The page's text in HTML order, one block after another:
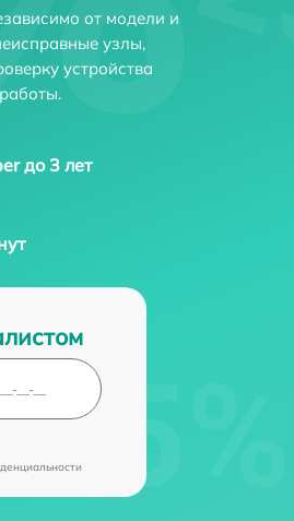
от модели и
узлы,
устройства
до 3 лет